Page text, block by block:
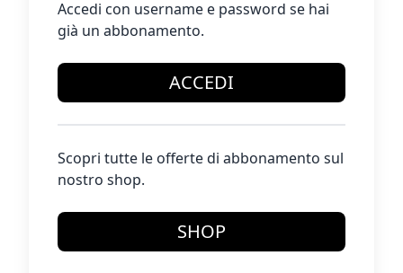
Accedi con username e password se hai
già un abbonamento.
ACCEDI
Scopri tutte le offerte di abbonamento sul
nostro shop.
SHOP